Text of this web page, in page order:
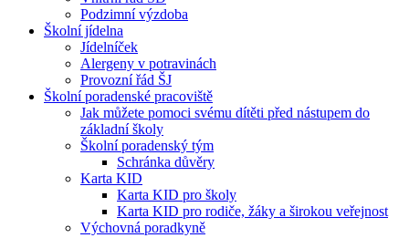
Podzimní výzdoba
Školní jídelna
Jídelníček
Alergeny v potravinách
Provozní řád ŠJ
Školní poradenské pracoviště
Jak můžete pomoci svému dítěti před nástupem do
základní školy
Školní poradenský tým
Schránka důvěry
Karta KID
Karta KID pro školy
Karta KID pro rodiče, žáky a širokou veřejnost
Výchovná poradkyně